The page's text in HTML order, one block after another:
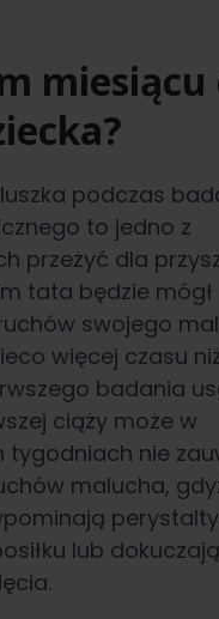
miesiącu
podczas
to jedno z
przeżyć dla
tata będzie mógł
swojego
więcej czasu
badania
ciąży może w
tygodniach nie
malucha,
lub